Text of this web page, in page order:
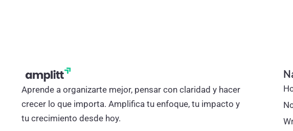
Aprende a organizarte mejor, pensar con claridad y hacer
crecer lo que importa. Amplifica tu enfoque, tu impacto y
tu crecimiento desde hoy.